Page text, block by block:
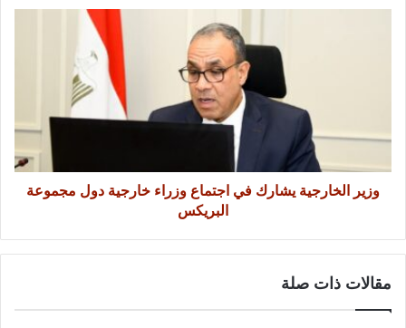
وزير الخارجية يشارك في اجتماع وزراء خارجية دول مجموعة
البريكس
مقالات ذات صلة